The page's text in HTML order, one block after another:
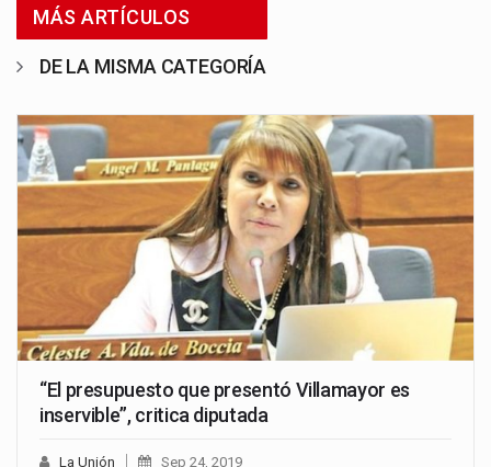
MÁS ARTÍCULOS
DE LA MISMA CATEGORÍA
“El presupuesto que presentó Villamayor es
inservible”, critica diputada
La Unión Sep 24, 2019